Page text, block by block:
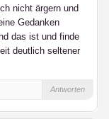
nicht ärgern und
Gedanken
das ist und finde
deutlich seltener
Antworten